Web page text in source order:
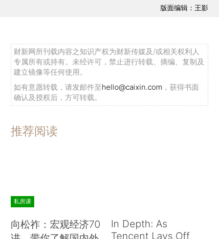
版面编辑：王影
财新网所刊载内容之知识产权为财新传媒及/或相关权利人
专属所有或持有。未经许可，禁止进行转载、摘编、复制及
建立镜像等任何使用。
如有意愿转载，请发邮件至hello@caixin.com ，获得书面
确认及授权后，方可转载。
推荐阅读
私房课
向松祚：宏观经济70
In Depth: As
Tencent Lays Off